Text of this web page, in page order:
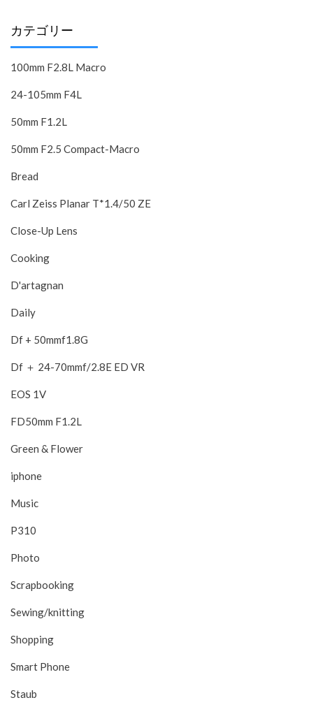
カテゴリー
100mm F2.8L Macro
24-105mm F4L
50mm F1.2L
50mm F2.5 Compact-Macro
Bread
Carl Zeiss Planar T*1.4/50 ZE
Close-Up Lens
Cooking
D'artagnan
Daily
Df + 50mmf1.8G
Df ＋ 24-70mmf/2.8E ED VR
EOS 1V
FD50mm F1.2L
Green & Flower
iphone
Music
P310
Photo
Scrapbooking
Sewing/knitting
Shopping
Smart Phone
Staub